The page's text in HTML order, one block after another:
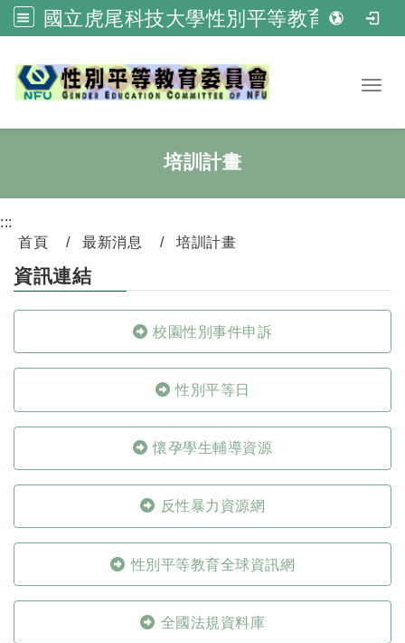
國立虎尾科技大學性別平等教育委員會
培訓計畫
:::
首頁
最新消息 培訓計畫
資訊連結
校園性別事件申訴
性別平等日
懷孕學生輔導資源
反性暴力資源網
性別平等教育全球資訊網
全國法規資料庫